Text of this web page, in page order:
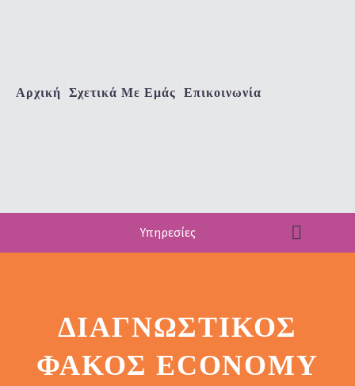
Αρχική Σχετικά Με Εμάς Επικοινωνία
Υπηρεσίες
ΔΙΑΓΝΩΣΤΙΚΌΣ
ΦΑΚΌΣ ECONOMY